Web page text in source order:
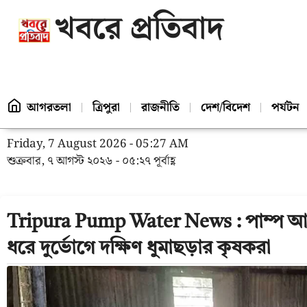
খবরে প্রতিবাদ
আগরতলা ত্রিপুরা রাজনীতি দেশ/বিদেশ পর্যটন
Friday, 7 August 2026 - 05:27 AM
শুক্রবার, ৭ আগস্ট ২০২৬ - ০৫:২৭ পূর্বাহ্ণ
Tripura Pump Water News : পাম্প
ধরে দুর্ভোগে দক্ষিণ ধুমাছড়ার কৃষকরা